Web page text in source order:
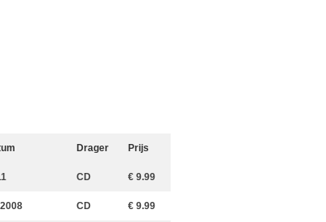
Drager Prijs
CD € 9.99
CD € 9.99